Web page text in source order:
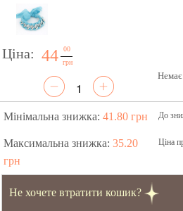
Ціна: 44
00
грн
Немає
Мінімальна знижка: 41.80 грн До
Максимальна знижка: 35.20
грн
Ціна
Не хочете втратити кошик?